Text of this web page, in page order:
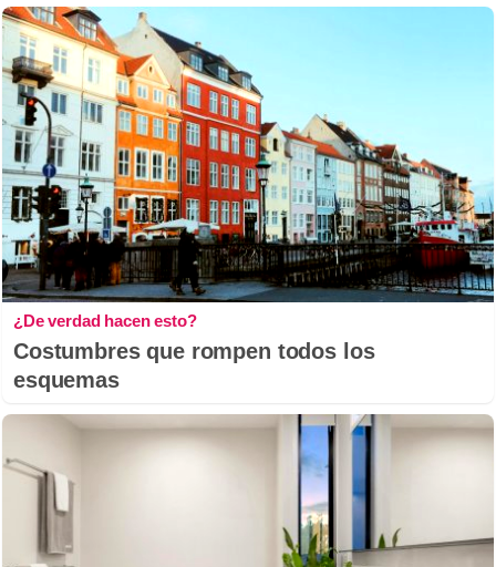
¿De verdad hacen esto?
Costumbres que rompen todos los
esquemas